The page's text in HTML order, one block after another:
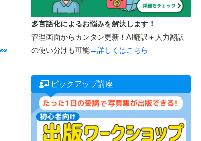
多言語化によるお悩みを解決します！
管理画面からカンタン更新！AI翻訳＋人力翻訳
の使い分けも可能→詳しくはこちら
ピックアップ講座